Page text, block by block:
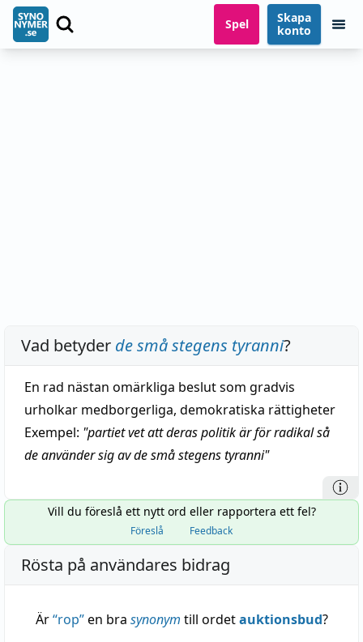
Spel
Skapa
konto
Vad betyder de små stegens tyranni?
En rad nästan omärkliga beslut som gradvis
urholkar medborgerliga, demokratiska rättigheter
Exempel: "partiet vet att deras politik är för radikal så
de använder sig av de små stegens tyranni"
Vill du föreslå ett nytt ord eller rapportera ett fel?
Föreslå Feedback
Rösta på användares bidrag
Är“rop”en bra synonym till ordetauktionsbud?